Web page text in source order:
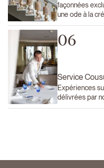
façonnées
une ode à la
06
Service
Expériences
délivrées par